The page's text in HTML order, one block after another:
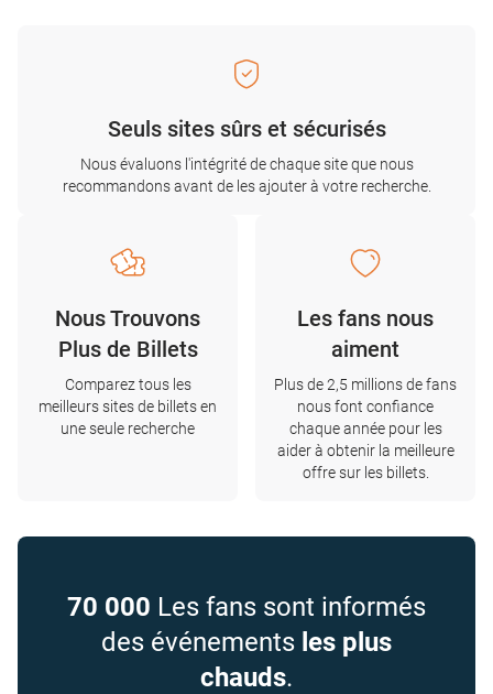
Seuls sites sûrs et sécurisés
Nous évaluons l'intégrité de chaque site que nous
recommandons avant de les ajouter à votre recherche.
Nous Trouvons
Plus de Billets
Comparez tous les
meilleurs sites de billets en
une seule recherche
Les fans nous
aiment
Plus de 2,5 millions de fans
nous font confiance
chaque année pour les
aider à obtenir la meilleure
offre sur les billets.
70 000 Les fans sont informés
des événements les plus
chauds.